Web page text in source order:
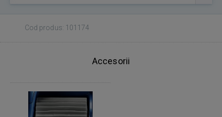
Cod produs: 101174
Accesorii